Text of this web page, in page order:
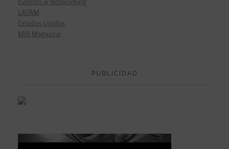
Eventos & Networking
LATAM
Estados Unidos
MIR Magazine
PUBLICIDAD